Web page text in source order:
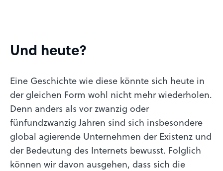
Und heute?
Eine Geschichte wie diese könnte sich heute in
der gleichen Form wohl nicht mehr wiederholen.
Denn anders als vor zwanzig oder
fünfundzwanzig Jahren sind sich insbesondere
global agierende Unternehmen der Existenz und
der Bedeutung des Internets bewusst. Folglich
können wir davon ausgehen, dass sich die